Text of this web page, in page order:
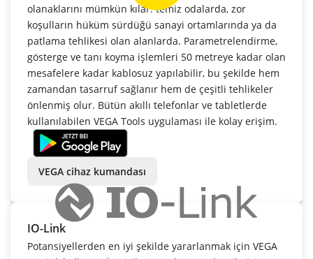
olanaklarını mümkün kılar: temiz odalarda, zor
koşulların hüküm sürdüğü sanayi ortamlarında ya da
patlama tehlikesi olan alanlarda. Parametrelendirme,
gösterge ve tanı koyma işlemleri 50 metreye kadar olan
mesafelere kadar kablosuz yapılabilir, bu şekilde hem
zamandan tasarruf sağlanır hem de çeşitli tehlikeler
önlenmiş olur. Bütün akıllı telefonlar ve tabletlerde
kullanılabilen VEGA Tools uygulaması ile kolay erişim.
VEGA cihaz kumandası
IO-Link
Potansiyellerden en iyi şekilde yararlanmak için VEGA